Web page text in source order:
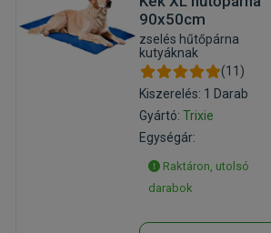
90x50cm
zselés hűtőpárna
kutyáknak
(11)
Kiszerelés: 1 Darab
Gyártó:Trixie
Egységár:
Raktáron, utolsó
darabok